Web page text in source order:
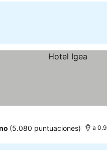
(5.080 puntuaciones) a